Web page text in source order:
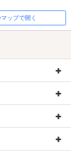
ップで開く